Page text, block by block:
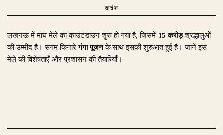
सारांश
लखनऊ में माघ मेले का काउंटडाउन शुरू हो गया है, जिसमें 15 करोड़श्रद्धालुओं
की उम्मीद है। संगम किनारेगंगा पूजनके साथ इसकी शुरुआत हुई है। जानें इस
मेले की विशेषताएँ और प्रशासन की तैयारियाँ।